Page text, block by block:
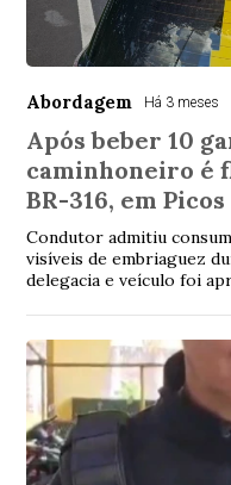
Abordagem Há 3 meses
Após beber 10
caminhoneiro é
BR-316, em Picos
Condutor admitiu
visíveis de embriaguez
delegacia e veículo foi